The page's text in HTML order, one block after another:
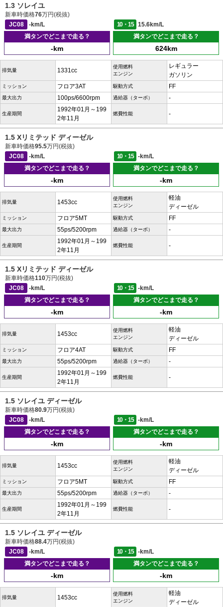
1.3 ソレイユ
新車時価格76万円(税抜)
JC08
-km/L 10・15
15.6km/L
満タンでどこまで走る？
-km
満タンでどこまで走る？
624km
排気量 1331cc
使用燃料
エンジン
レギュラー
ガソリン
ミッション フロア3AT 駆動方式 FF
最大出力 100ps/6600rpm 過給器（ターボ） -
生産期間
1992年01月～199
2年11月
燃費性能 -
1.5 Xリミテッド ディーゼル
新車時価格95.5万円(税抜)
JC08
-km/L 10・15
-km/L
満タンでどこまで走る？
-km
満タンでどこまで走る？
-km
排気量 1453cc
使用燃料
エンジン
軽油
ディーゼル
ミッション フロア5MT 駆動方式 FF
最大出力 55ps/5200rpm 過給器（ターボ） -
生産期間
1992年01月～199
2年11月
燃費性能 -
1.5 Xリミテッド ディーゼル
新車時価格110万円(税抜)
JC08
-km/L 10・15
-km/L
満タンでどこまで走る？
-km
満タンでどこまで走る？
-km
排気量 1453cc
使用燃料
エンジン
軽油
ディーゼル
ミッション フロア4AT 駆動方式 FF
最大出力 55ps/5200rpm 過給器（ターボ） -
生産期間
1992年01月～199
2年11月
燃費性能 -
1.5 ソレイユ ディーゼル
新車時価格80.9万円(税抜)
JC08
-km/L 10・15
-km/L
満タンでどこまで走る？
-km
満タンでどこまで走る？
-km
排気量 1453cc
使用燃料
エンジン
軽油
ディーゼル
ミッション フロア5MT 駆動方式 FF
最大出力 55ps/5200rpm 過給器（ターボ） -
生産期間
1992年01月～199
2年11月
燃費性能 -
1.5 ソレイユ ディーゼル
新車時価格88.4万円(税抜)
JC08
-km/L 10・15
-km/L
満タンでどこまで走る？
-km
満タンでどこまで走る？
-km
排気量 1453cc
使用燃料
エンジン
軽油
ディーゼル